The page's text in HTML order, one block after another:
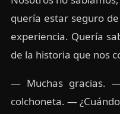
quería estar seguro
experiencia. Quería
de la historia que nos
— Muchas gracias.
colchoneta. —